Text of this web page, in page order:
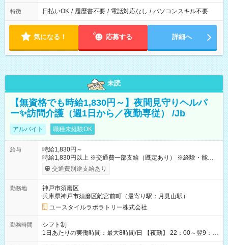
特徴 日払いOK / 履歴書不要 / 電話対応なし / パソコンスキル不要
気になる！ 応募する 詳細へ
未読
【無資格でも時給1,830円～】夜間見守りヘルパ
ー✨訪問介護（週1日から／夜勤専従） /Jb
アルバイト 職種未経験OK
給与
時給1,830円～
時給1,830円以上 ※交通費一部支給（既定あり） ※経験・能力を
考慮して決定します 【収入例】 週1回勤務の場合：1,830円×8時
間×4回=5万8,560円 週3回勤務の場合：1,830円×8時間×12回
月 ※ 雇用形態と給与に、本採用時と異なる部分があります。 雇
用形態：本採用時と同じです。 給与：時給 1,550円以上
交通費別途支給あり
勤務地
神戸市須磨区
兵庫県神戸市須磨区離宮前町（最寄り駅：月見山駅）
ユースタイルラボラトリー株式会社
勤務時間
シフト制
1日あたりの実働時間：最大8時間/日 【夜勤】 22：00～翌9：
00 ※週1日～OK ／ 夜勤専従 ＊＊ 勤務時間例 ＊＊ ■22時か